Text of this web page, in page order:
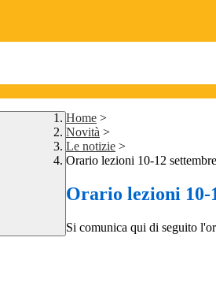
Home >
Novità >
Le notizie >
Orario lezioni 10-12
Orario lezioni 10-
Si comunica qui di seguito